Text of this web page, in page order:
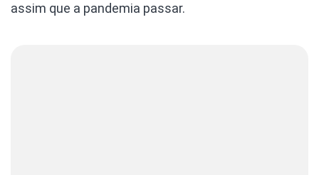
assim que a pandemia passar.